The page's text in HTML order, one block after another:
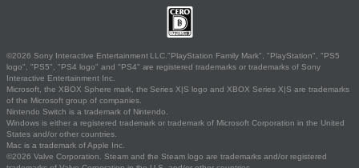
©2026 Sony Interactive Entertainment LLC."PlayStation Family Mark", "PlayStation", "PS5
logo", "PS5", "PS4 logo" and "PS4" are registered trademarks or trademarks of Sony
Interactive Entertainment Inc.
Microsoft, the XBOX Sphere mark, the Series X|S logo and XBOX Series X|S are trademarks
of the Microsoft group of companies.
Nintendo Switch is a trademark of Nintendo.
Windows is either a registered trademark or trademark of Microsoft Corporation in the United
States and/or other countries.
Mac is a trademark of Apple Inc.
©2026 Valve Corporation. Steam and the Steam logo are trademarks and/or registered